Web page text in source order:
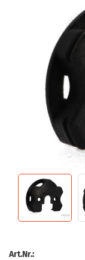
Art.Nr.: